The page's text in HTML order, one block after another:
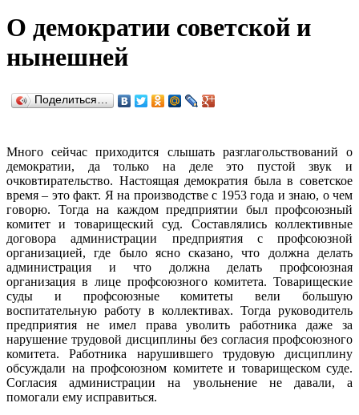
О демократии советской и
нынешней
Поделиться…
Много сейчас приходится слышать разглагольствований о
демократии, да только на деле это пустой звук и
очковтирательство. Настоящая демократия была в советское
время – это факт. Я на производстве с 1953 года и знаю, о чем
говорю. Тогда на каждом предприятии был профсоюзный
комитет и товарищеский суд. Составлялись коллективные
договора администрации предприятия с профсоюзной
организацией, где было ясно сказано, что должна делать
администрация и что должна делать профсоюзная
организация в лице профсоюзного комитета. Товарищеские
суды и профсоюзные комитеты вели большую
воспитательную работу в коллективах. Тогда руководитель
предприятия не имел права уволить работника даже за
нарушение трудовой дисциплины без согласия профсоюзного
комитета. Работника нарушившего трудовую дисциплину
обсуждали на профсоюзном комитете и товарищеском суде.
Согласия администрации на увольнение не давали, а
помогали ему исправиться.